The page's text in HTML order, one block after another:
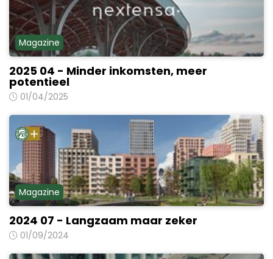
Magazine
2025 04 - Minder inkomsten, meer
potentieel
01/04/2025
Magazine
2024 07 - Langzaam maar zeker
01/09/2024